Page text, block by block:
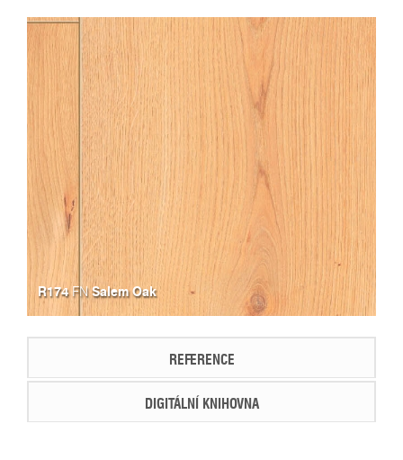
R174FNSalem Oak
REFERENCE
DIGITÁLNÍ KNIHOVNA